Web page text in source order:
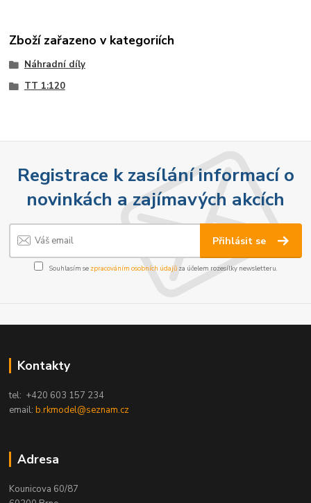
Zboží zařazeno v kategoriích
Náhradní díly
TT 1:120
Registrace k zasílání informací o
novinkách a zajímavých akcích
Přihlásit se
Souhlasím se zpracováním osobních údajůza účelem rozesílky newsletteru.
Kontakty
tel: +420 603 157 234
email:b.rkmodel@seznam.cz
Adresa
Kounicova 60/87